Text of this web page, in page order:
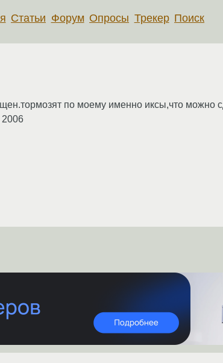
Статьи Форум Опросы Трекер Поиск
по моему именно иксы,что можно
2006